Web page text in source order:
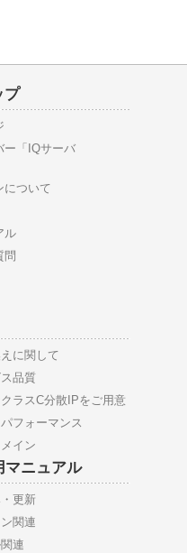
プ
ー「IQサーバ
について
ル
問
に関して
品質
ラスC分散IPをご用意
フォーマンス
イン
マニュアル
更新
関連
連